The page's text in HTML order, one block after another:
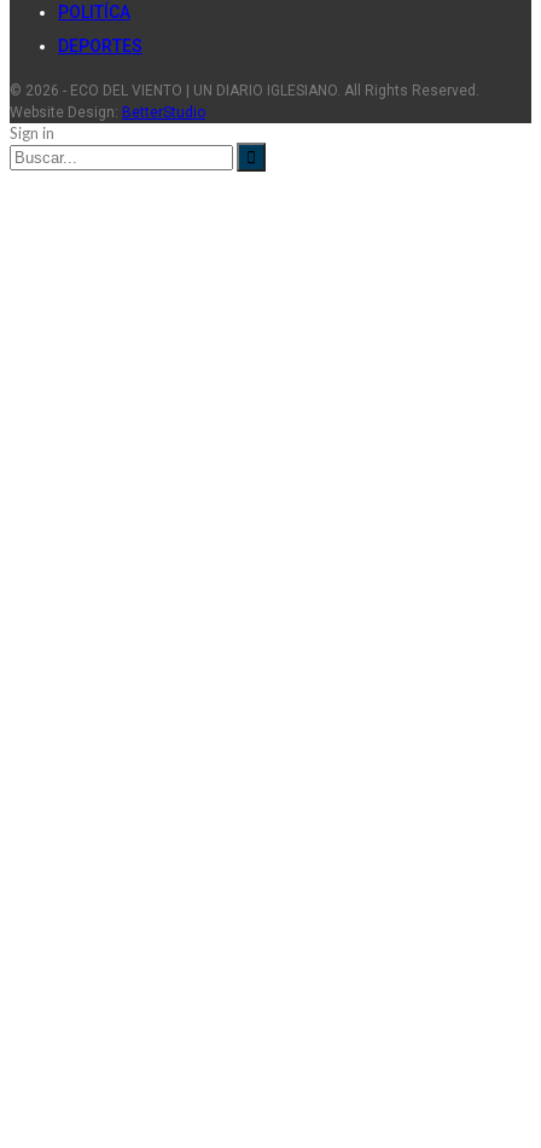
POLITÍCA
DEPORTES
© 2026 - ECO DEL VIENTO | UN DIARIO IGLESIANO. All Rights Reserved.
Website Design: BetterStudio
Sign in